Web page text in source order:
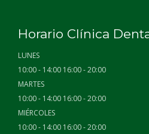
Horario Clínica
LUNES
10:00 - 14:00 16:00 - 20:00
MARTES
10:00 - 14:00 16:00 - 20:00
MIÉRCOLES
10:00 - 14:00 16:00 - 20:00